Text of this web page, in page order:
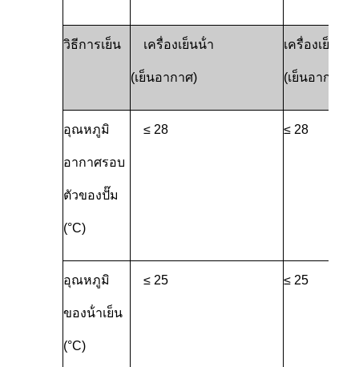
วิธีการเย็น เครื่องเย็นน้ํา
(เย็นอากาศ)
เครื่องเย็นน้ํา
(เย็นอากาศ)
อุณหภูมิ
อากาศรอบ
ตัวของปั๊ม
(°C)
≤ 28 ≤ 28
อุณหภูมิ
ของน้ําเย็น
(°C)
≤ 25 ≤ 25